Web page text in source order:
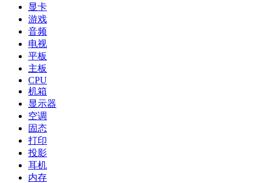
显卡
游戏
音频
电视
平板
主板
CPU
机箱
显示器
空调
固态
打印
投影
耳机
内存